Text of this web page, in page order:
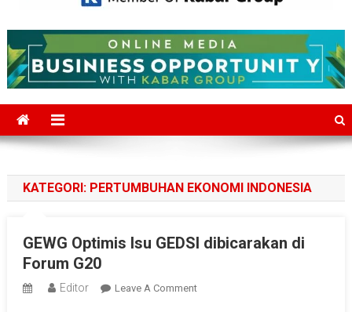
Mediajakarta.com
KATEGORI: PERTUMBUHAN EKONOMI INDONESIA
GEWG Optimis Isu GEDSI dibicarakan di
Forum G20
Editor Leave A CommentOn